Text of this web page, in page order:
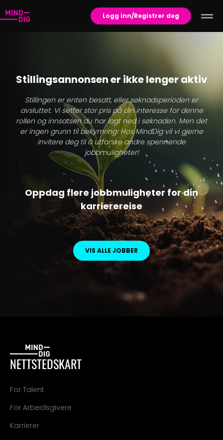
Logg inn/Registrer deg
Stillingsannonsen er ikke lenger aktiv
Stillingen er enten besatt, eller søknadsperioden er
avsluttet. Vi setter stor pris på din interesse for denne
rollen og innsatsen du har lagt ned i søknaden. Men det
er ingen grunn til bekymring! Hos MindDig vil vi gjerne
invitere deg til å utforske andre spennende
jobbmuligheter!
Oppdag flere jobbmuligheter for din
karrierereise
VIS ALLE JOBBER
NETTSTEDSKART
For Talent
For Arbeidsgivere
Karrierer